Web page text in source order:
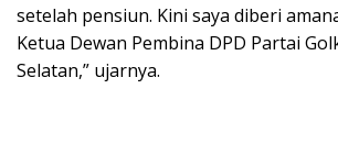
setelah pensiun. Kini saya diberi
Ketua Dewan Pembina DPD Partai
Selatan,” ujarnya.